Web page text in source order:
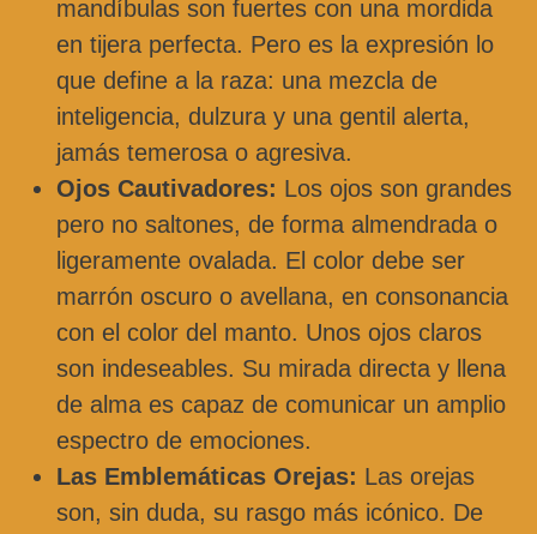
mandíbulas son fuertes con una mordida
en tijera perfecta. Pero es la expresión lo
que define a la raza: una mezcla de
inteligencia, dulzura y una gentil alerta,
jamás temerosa o agresiva.
Ojos Cautivadores: Los ojos son grandes
pero no saltones, de forma almendrada o
ligeramente ovalada. El color debe ser
marrón oscuro o avellana, en consonancia
con el color del manto. Unos ojos claros
son indeseables. Su mirada directa y llena
de alma es capaz de comunicar un amplio
espectro de emociones.
Las Emblemáticas Orejas: Las orejas
son, sin duda, su rasgo más icónico. De